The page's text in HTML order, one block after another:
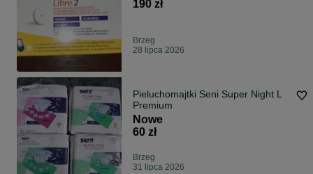
190 zł
Brzeg
28 lipca 2026
Pieluchomajtki Seni Super Night L
Premium
Nowe
60 zł
Brzeg
31 lipca 2026